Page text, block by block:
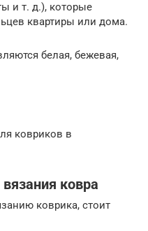
и т. д.), которые
квартиры или дома.
белая, бежевая,
ковриков в
ковра
коврика, стоит